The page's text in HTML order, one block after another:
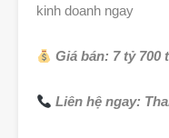
kinh doanh ngay
Giá bán: 7 tỷ 700
Liên hệ ngay: